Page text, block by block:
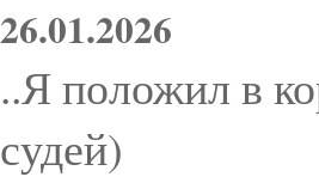
26.01.2026
..Я положил в
судей)